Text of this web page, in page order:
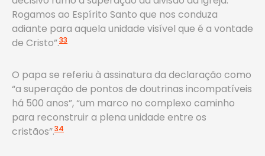
Rogamos ao Espírito Santo que nos conduza
adiante para aquela unidade visível que é a vontade
de Cristo”.33
O papa se referiu à assinatura da declaração como
“a superação de pontos de doutrinas incompatíveis
há 500 anos”, “um marco no complexo caminho
para reconstruir a plena unidade entre os
cristãos”.34